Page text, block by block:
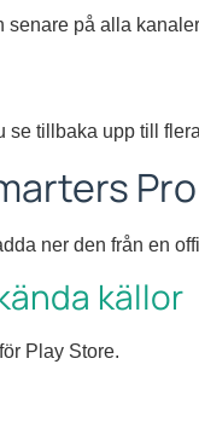
senare på alla
se tillbaka upp till
ner den från en
källor
Play Store.